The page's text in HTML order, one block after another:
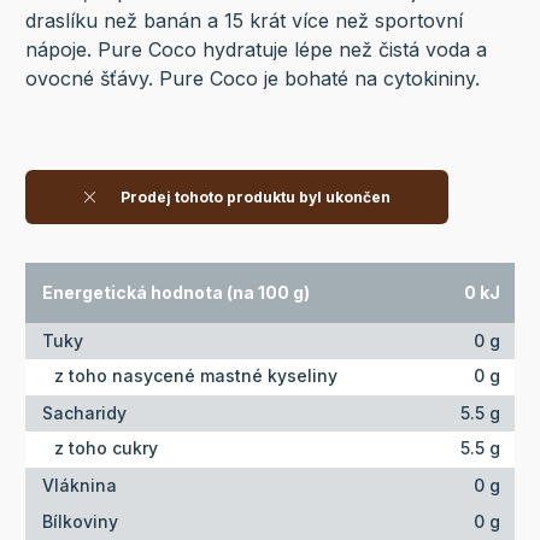
draslíku než banán a 15 krát více než sportovní
nápoje. Pure Coco hydratuje lépe než čistá voda a
ovocné šťávy. Pure Coco je bohaté na cytokininy.
Prodej tohoto produktu byl ukončen
Energetická hodnota (na 100 g) 0 kJ
Tuky
0 g
z toho nasycené mastné kyseliny
0 g
Sacharidy
5.5 g
z toho cukry
5.5 g
Vláknina
0 g
Bílkoviny
0 g